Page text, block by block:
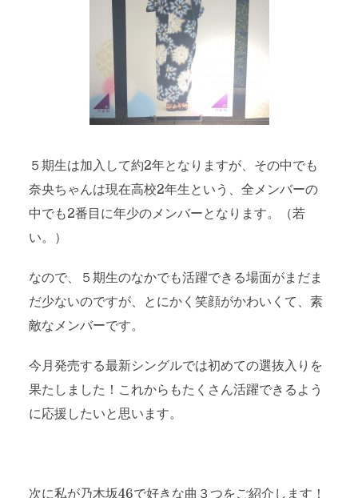
５期生は加入して約2年となりますが、その中でも
奈央ちゃんは現在高校2年生という、全メンバーの
中でも2番目に年少のメンバーとなります。（若
い。）
なので、５期生のなかでも活躍できる場面がまだま
だ少ないのですが、とにかく笑顔がかわいくて、素
敵なメンバーです。
今月発売する最新シングルでは初めての選抜入りを
果たしました！これからもたくさん活躍できるよう
に応援したいと思います。
次に私が乃木坂46で好きな曲３つをご紹介します！